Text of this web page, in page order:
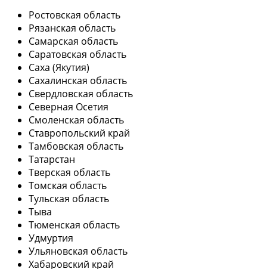
Ростовская область
Рязанская область
Самарская область
Саратовская область
Саха (Якутия)
Сахалинская область
Свердловская область
Северная Осетия
Смоленская область
Ставропольский край
Тамбовская область
Татарстан
Тверская область
Томская область
Тульская область
Тыва
Тюменская область
Удмуртия
Ульяновская область
Хабаровский край